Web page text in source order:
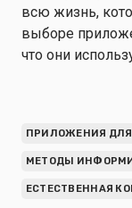
всю жизнь,
выборе
что они
ПРИЛОЖЕНИЯ ДЛЯ
МЕТОДЫ
ЕСТЕСТВЕННАЯ